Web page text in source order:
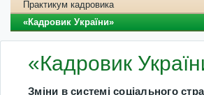
Практикум кадровика
«Кадровик України»
«Кадровик
Зміни в системі соціального